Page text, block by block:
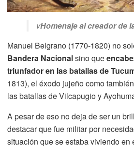
vHomenaje al creador de
Manuel Belgrano (1770-1820) no
Bandera Nacionalsino que
triunfadoren las batallas de
1813), el éxodo jujeño como
las batallas de Vilcapugio y
A pesar de eso no deja de ser un
destacar que fue militar por
situación que se estaba viviendo en